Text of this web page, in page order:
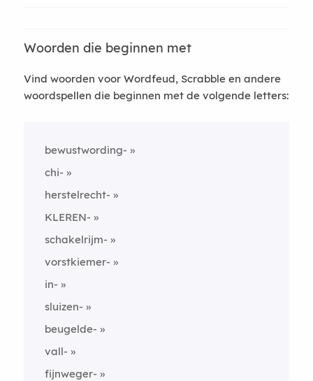
Woorden die beginnen met
Vind woorden voor Wordfeud, Scrabble en andere
woordspellen die beginnen met de volgende letters:
bewustwording-
chi-
herstelrecht-
KLEREN-
schakelrijm-
vorstkiemer-
in-
sluizen-
beugelde-
vall-
fijnweger-